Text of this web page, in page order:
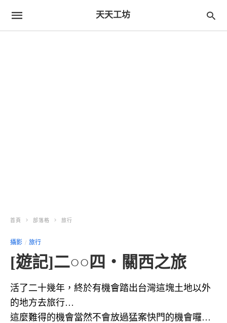
天天工坊
首頁 部落格 旅行
攝影 旅行
[遊記]二○○四‧關西之旅
活了二十幾年，終於有機會踏出台灣這塊土地以外
的地方去旅行…
這麼難得的機會當然不會放過猛案快門的機會囉…